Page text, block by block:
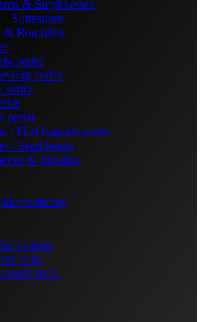
& Smykkesten
Suttesnore
& Rondeller
perler
perler
perler
perler
/ Flad bagside perler
/ Seed beads
& Tilbehør
charms
m.m.
perler m.m.